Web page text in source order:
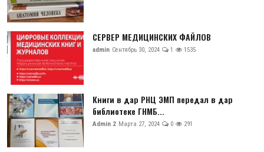
СЕРВЕР МЕДИЦИНСКИХ ФАЙЛОВ
admin Сентябрь 30, 2024 1 1535
Книги в дар РНЦ ЭМП передал в дар
библиотеке ГНМБ...
Admin 2 Марта 27, 2024 0 291